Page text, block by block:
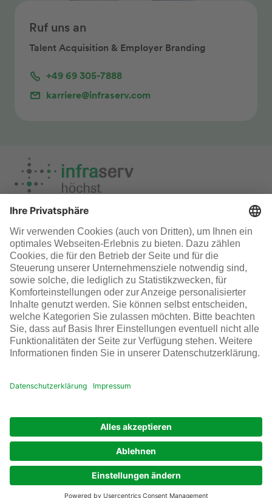
Ruf uns an
Talent Acquisition & Employer Branding
+49 69 305-7888
karriere@infraserv.com
Karriere
Infraserv Höchst
Karriere bei uns
© Infraserv Höchst
Kontakt Sitemap AGB Datenschutz Impressum
Cookie-Einstellungen